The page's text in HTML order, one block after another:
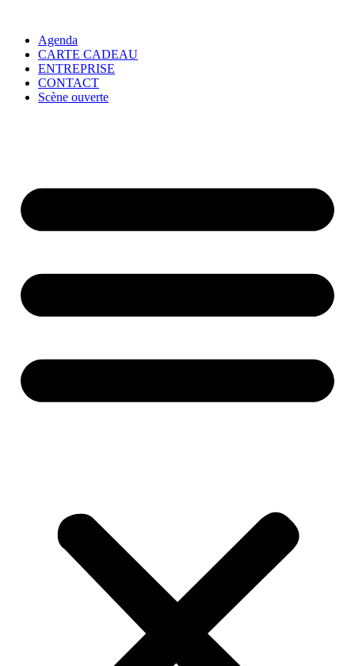
Agenda
CARTE CADEAU
ENTREPRISE
CONTACT
Scène ouverte